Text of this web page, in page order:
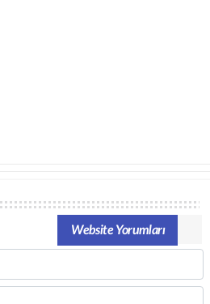
Website Yorumları